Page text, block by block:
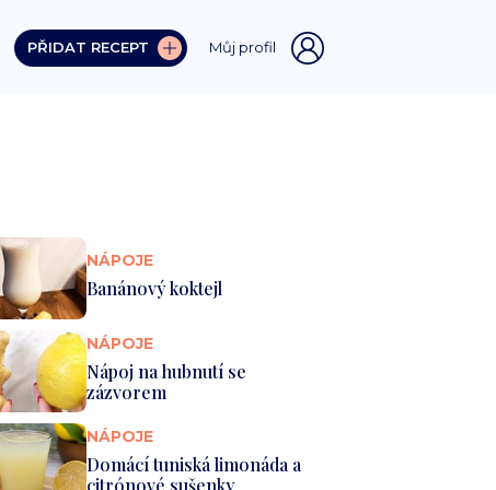
PŘIDAT RECEPT Můj profil
NÁPOJE
Banánový koktejl
NÁPOJE
Nápoj na hubnutí se
zázvorem
NÁPOJE
Domácí tuniská limonáda a
citrónové sušenky